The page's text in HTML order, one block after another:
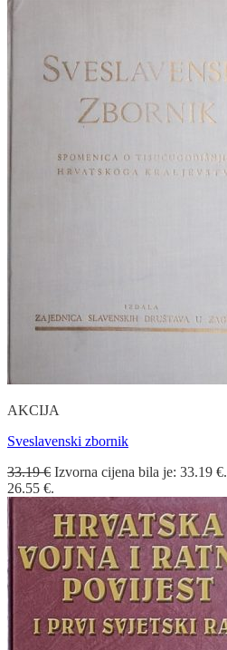
AKCIJA
Sveslavenski zbornik
33.19€ Izvorna cijena bila je: 33.19 €.
26.55 €.